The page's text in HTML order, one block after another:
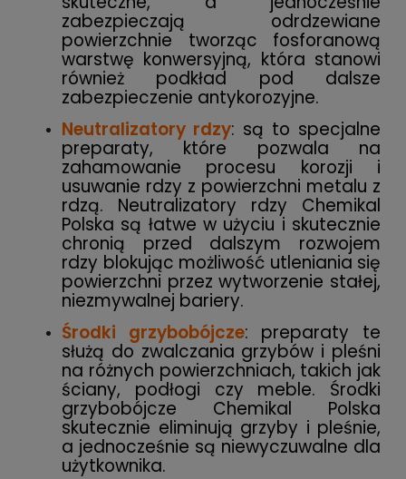
zabezpieczają odrdzewiane
powierzchnie tworząc fosforanową
warstwę konwersyjną, która stanowi
również podkład pod dalsze
zabezpieczenie antykorozyjne.
Neutralizatory rdzy: są to specjalne
preparaty, które pozwala na
zahamowanie procesu korozji i
usuwanie rdzy z powierzchni metalu z
rdzą. Neutralizatory rdzy Chemikal
Polska są łatwe w użyciu i skutecznie
chronią przed dalszym rozwojem
rdzy blokując możliwość utleniania się
powierzchni przez wytworzenie stałej,
niezmywalnej bariery.
Środki grzybobójcze: preparaty te
służą do zwalczania grzybów i pleśni
na różnych powierzchniach, takich jak
ściany, podłogi czy meble. Środki
grzybobójcze Chemikal Polska
skutecznie eliminują grzyby i pleśnie,
a jednocześnie są niewyczuwalne dla
użytkownika.